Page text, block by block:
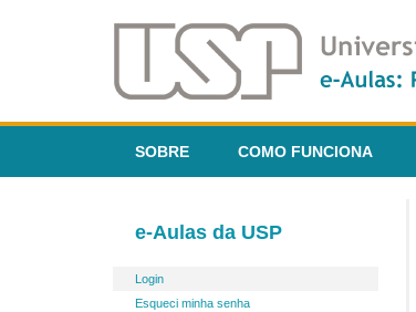
SOBRE COMO FUNCIONA
e-Aulas da USP
Login
Esqueci minha senha